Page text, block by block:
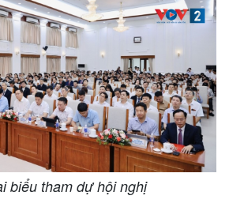
biểu tham dự hội nghị